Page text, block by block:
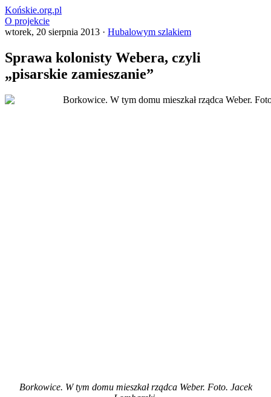
Końskie.org.pl
O projekcie
wtorek, 20 sierpnia 2013 · Hubalowym szlakiem
Sprawa kolonisty Webera, czyli
„pisarskie zamieszanie”
Borkowice. W tym domu mieszkał rządca Weber. Foto. Jacek